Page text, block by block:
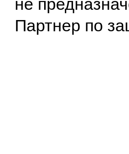
не
Партнер по